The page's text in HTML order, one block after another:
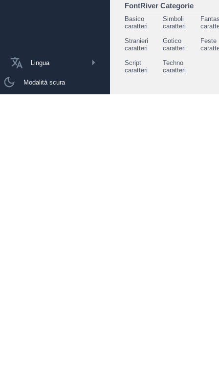
Lingua
Modalità scura
FontRiver Categorie
Basico
caratteri
Simboli
caratteri
Stranieri
caratteri
Gotico
caratteri
Feste
Script
caratteri
Techno
caratteri